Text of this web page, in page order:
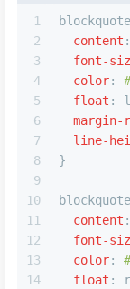
1
2
3
4
5
6
7
8
9
10
11
12
13
14
blockquote
content :
font-
color:
float :
line-
}
blockquote
content :
font-
color:
float :